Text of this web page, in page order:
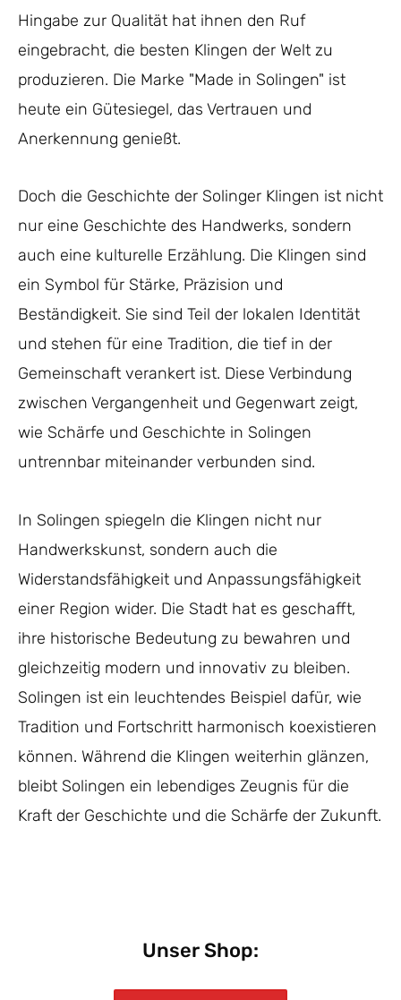
Hingabe zur Qualität hat ihnen den Ruf
eingebracht, die besten Klingen der Welt zu
produzieren. Die Marke "Made in Solingen" ist
heute ein Gütesiegel, das Vertrauen und
Anerkennung genießt.
Doch die Geschichte der Solinger Klingen ist nicht
nur eine Geschichte des Handwerks, sondern
auch eine kulturelle Erzählung. Die Klingen sind
ein Symbol für Stärke, Präzision und
Beständigkeit. Sie sind Teil der lokalen Identität
und stehen für eine Tradition, die tief in der
Gemeinschaft verankert ist. Diese Verbindung
zwischen Vergangenheit und Gegenwart zeigt,
wie Schärfe und Geschichte in Solingen
untrennbar miteinander verbunden sind.
In Solingen spiegeln die Klingen nicht nur
Handwerkskunst, sondern auch die
Widerstandsfähigkeit und Anpassungsfähigkeit
einer Region wider. Die Stadt hat es geschafft,
ihre historische Bedeutung zu bewahren und
gleichzeitig modern und innovativ zu bleiben.
Solingen ist ein leuchtendes Beispiel dafür, wie
Tradition und Fortschritt harmonisch koexistieren
können. Während die Klingen weiterhin glänzen,
bleibt Solingen ein lebendiges Zeugnis für die
Kraft der Geschichte und die Schärfe der Zukunft.
Unser Shop: